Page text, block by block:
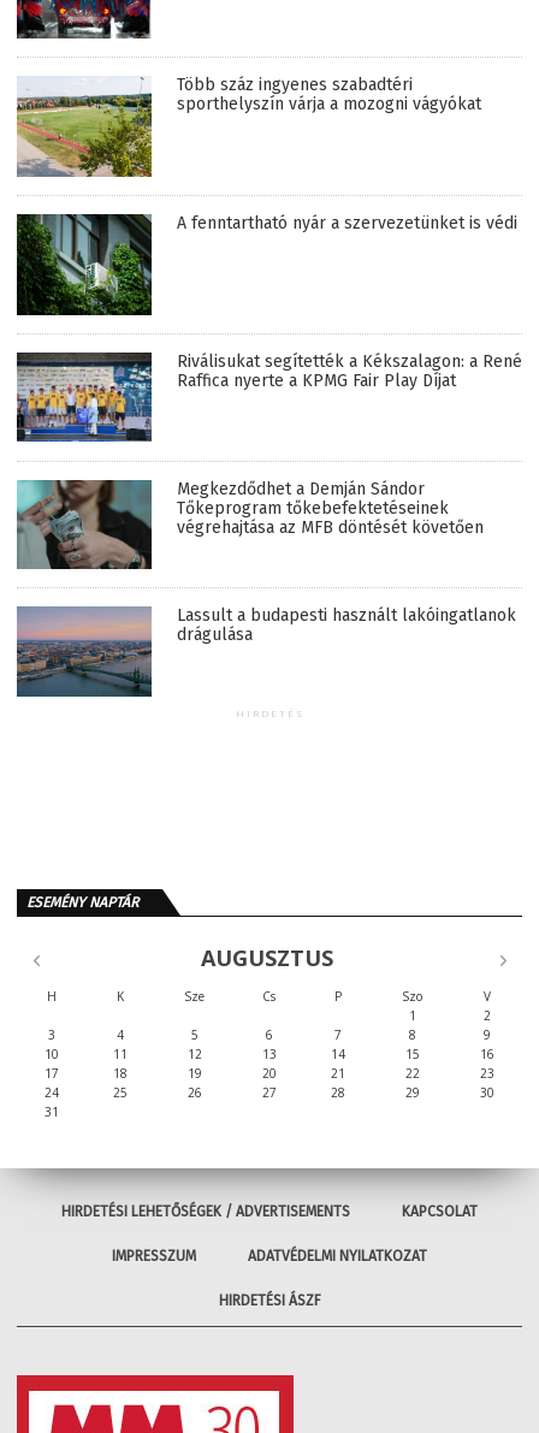
Több száz ingyenes szabadtéri
sporthelyszín várja a mozogni vágyókat
A fenntartható nyár a szervezetünket is védi
Riválisukat segítették a Kékszalagon: a René
Raffica nyerte a KPMG Fair Play Díjat
Megkezdődhet a Demján Sándor
Tőkeprogram tőkebefektetéseinek
végrehajtása az MFB döntését követően
Lassult a budapesti használt lakóingatlanok
drágulása
HIRDETÉS
ESEMÉNY NAPTÁR
AUGUSZTUS
H K Sze Cs P Szo
V
1
2
3
4 5 6 7 8
9
10
11 12 13 14 15
16
17
18 19 20 21 22
23
24
25 26 27 28 29
30
31
HIRDETÉSI LEHETŐSÉGEK / ADVERTISEMENTS KAPCSOLAT
IMPRESSZUM ADATVÉDELMI NYILATKOZAT
HIRDETÉSI ÁSZF